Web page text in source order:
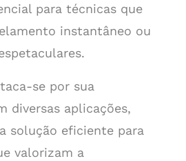
para técnicas que
instantâneo ou
se por sua
diversas aplicações,
solução eficiente para
valorizam a